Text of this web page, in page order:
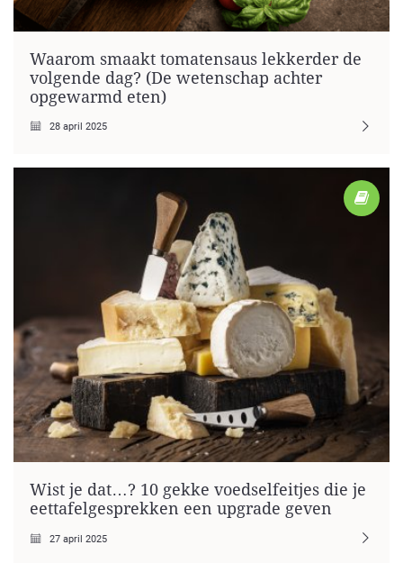
Waarom smaakt tomatensaus lekkerder de
volgende dag? (De wetenschap achter
opgewarmd eten)
28 april 2025
Wist je dat…? 10 gekke voedselfeitjes die je
eettafelgesprekken een upgrade geven
27 april 2025